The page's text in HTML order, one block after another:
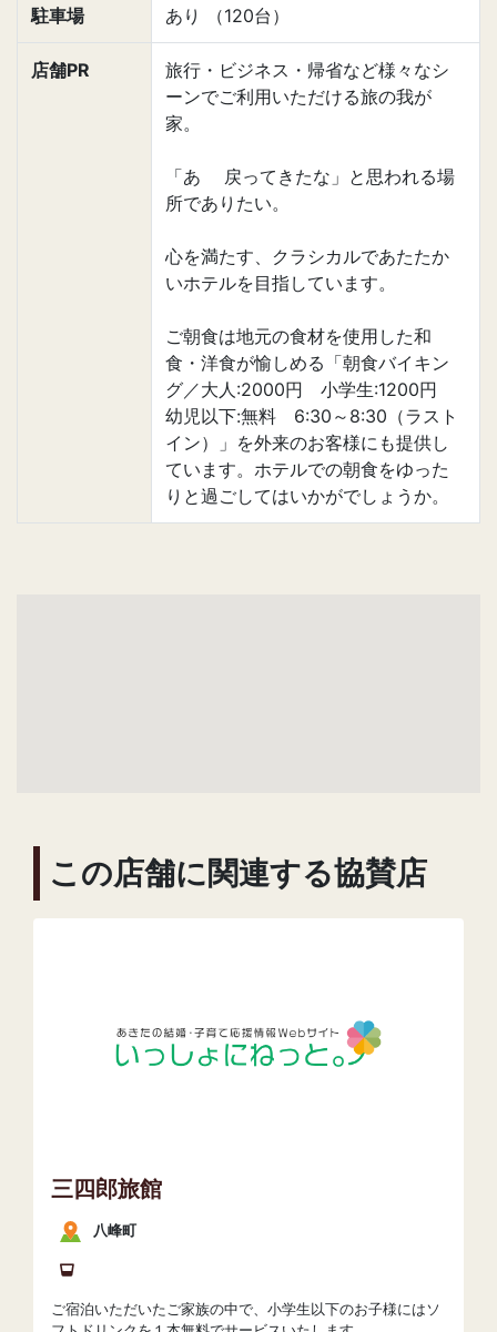
駐車場 あり （120台）
店舗PR
旅行・ビジネス・帰省など様々なシ
ーンでご利用いただける旅の我が
家。
「あゝ 戻ってきたな」と思われる場
所でありたい。
心を満たす、クラシカルであたたか
いホテルを目指しています。
ご朝食は地元の食材を使用した和
食・洋食が愉しめる「朝食バイキン
グ／大人:2000円 小学生:1200円
幼児以下:無料 6:30～8:30（ラスト
イン）」を外来のお客様にも提供し
ています。ホテルでの朝食をゆった
りと過ごしてはいかがでしょうか。
この店舗に関連する協賛店
三四郎旅館
八峰町
ご宿泊いただいたご家族の中で、小学生以下のお子様にはソ